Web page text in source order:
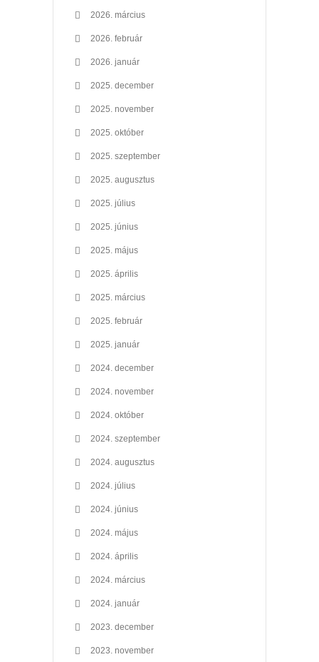
2026. március
2026. február
2026. január
2025. december
2025. november
2025. október
2025. szeptember
2025. augusztus
2025. július
2025. június
2025. május
2025. április
2025. március
2025. február
2025. január
2024. december
2024. november
2024. október
2024. szeptember
2024. augusztus
2024. július
2024. június
2024. május
2024. április
2024. március
2024. január
2023. december
2023. november